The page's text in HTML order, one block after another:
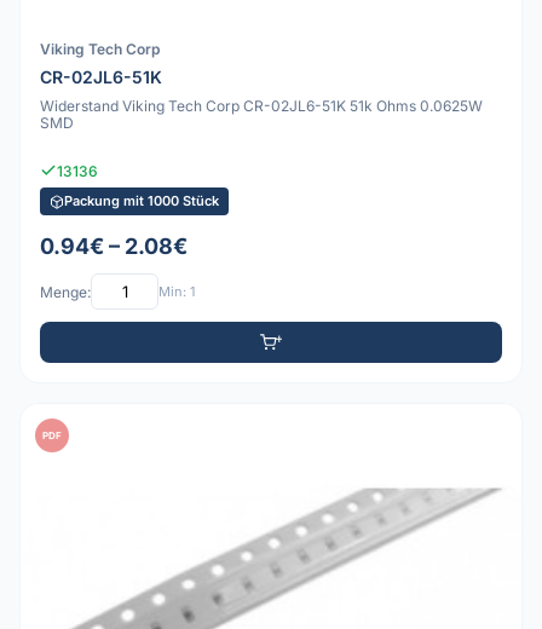
Viking Tech Corp
CR-02JL6-51K
Widerstand Viking Tech Corp CR-02JL6-51K 51k Ohms 0.0625W
SMD
13136
Packung mit 1000 Stück
0.94€ – 2.08€
Menge: Min: 1
PDF